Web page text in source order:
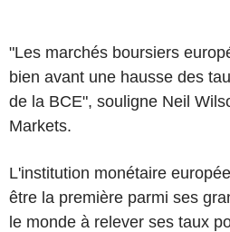
"Les marchés boursiers
bien avant une hausse des
de la BCE", souligne Neil
Markets.
L'institution monétaire
être la première parmi ses
le monde à relever ses taux